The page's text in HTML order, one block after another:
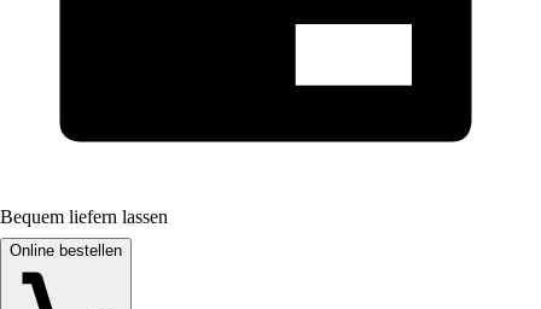
Bequem liefern lassen
Online bestellen